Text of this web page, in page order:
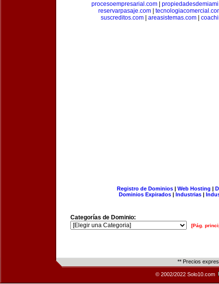
procesoempresarial.com|
reservarpasaje.com
suscreditos.com
areasistemas.com
Registro de Dominios| Web Hosting |
Dominios Expirados | Industrias |
Categorías de Dominio:
[Pág.
** Precios
© 2002/2022 Solo10.com